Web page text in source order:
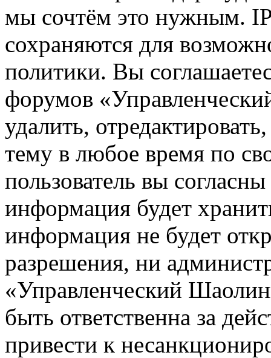
мы сочтём это нужным.
сохраняются для
политики. Вы
форумов
удалить,
тему в любое время по
пользователь вы
информация будет
информация не будет
разрешения, ни
«Управленческий
быть ответственна за
привести к